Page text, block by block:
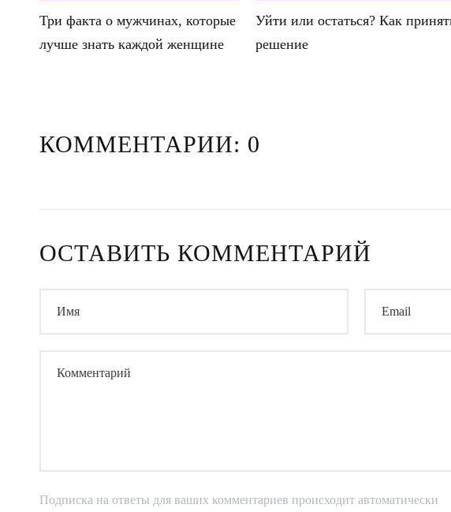
Три факта о мужчинах, которые
лучше знать каждой женщине
Уйти или остаться? Как
решение
КОММЕНТАРИИ: 0
ОСТАВИТЬ КОММЕНТАРИЙ
Имя Email
Комментарий
Подписка на ответы для ваших комментариев происходит автоматически